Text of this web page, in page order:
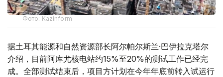
Фото: Kazinform
据土耳其能源和自然资源部长阿尔帕尔斯兰·巴伊拉克塔尔
介绍，目前阿库尤核电站约15%至20%的测试工作已经完
成。全部测试结束后，项目方计划在今年年底前转入试运行